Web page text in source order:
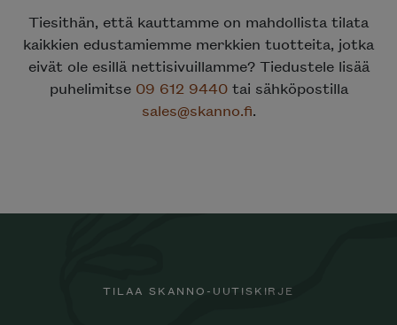
Tiesithän, että kauttamme on mahdollista tilata
kaikkien edustamiemme merkkien tuotteita, jotka
eivät ole esillä nettisivuillamme? Tiedustele lisää
puhelimitse 09 612 9440tai sähköpostilla
sales@skanno.fi.
TILAA SKANNO-UUTISKIRJE